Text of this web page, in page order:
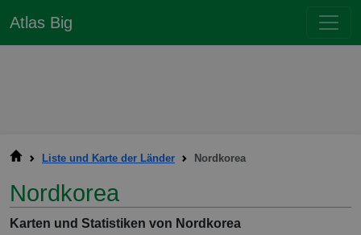
Atlas Big
Liste und Karte der Länder Nordkorea
Nordkorea
Karten und Statistiken von Nordkorea